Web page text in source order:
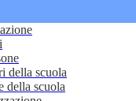
della scuola
della scuola